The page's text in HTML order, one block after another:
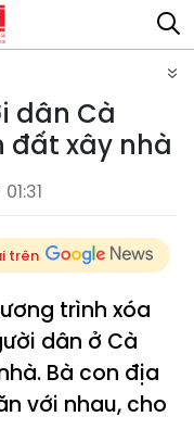
dân Cà
đất xây nhà
trên
trình xóa
dân ở Cà
Bà con địa
với nhau, cho